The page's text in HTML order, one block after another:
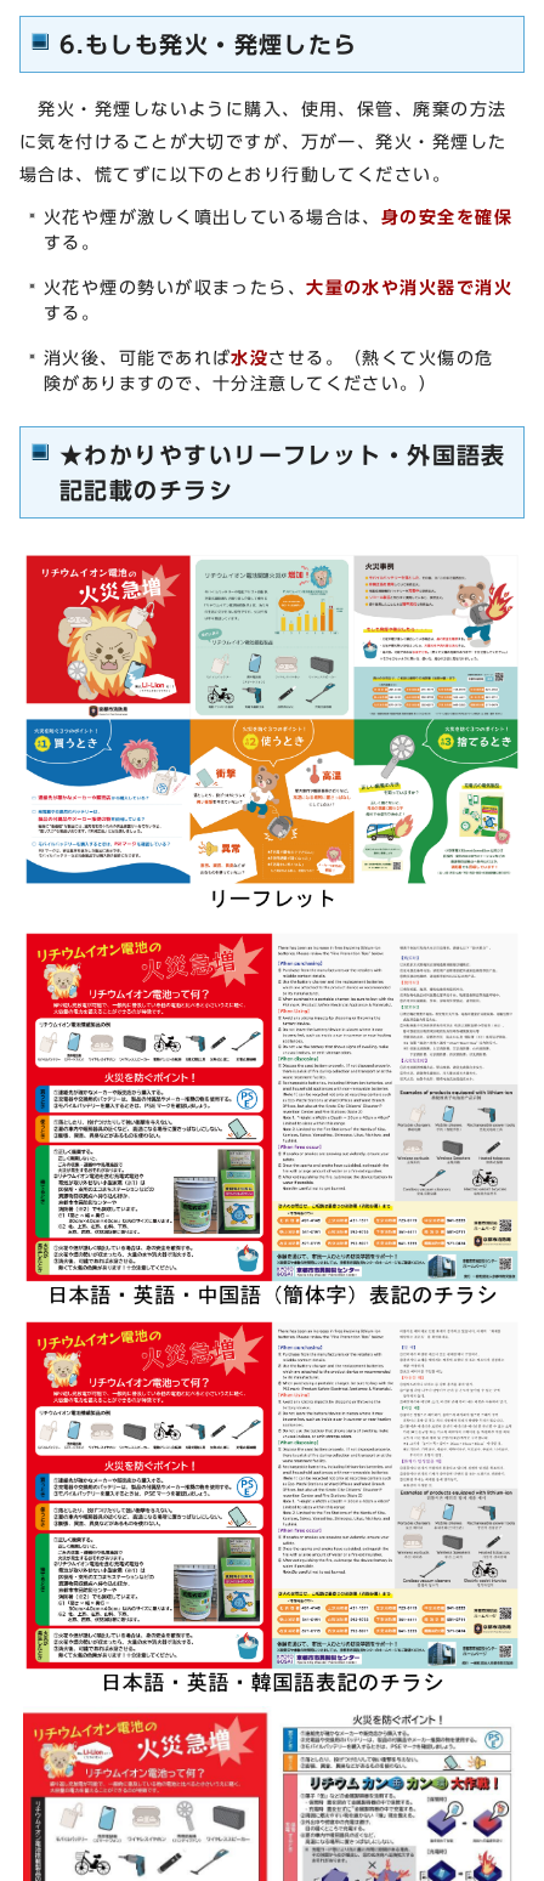
6.もしも発火・発煙したら
発火・発煙しないように購入、使用、保管、廃棄の方法
に気を付けることが大切ですが、万が一、発火・発煙した
場合は、慌てずに以下のとおり行動してください。
火花や煙が激しく噴出している場合は、 身の安全を確保
する。
火花や煙の勢いが収まったら、大量の水や消火器で消火
する。
消火後、可能であれば水没させる。（熱くて火傷の危
険がありますので、十分注意してください。）
★わかりやすいリーフレット・外国語表
記記載のチラシ